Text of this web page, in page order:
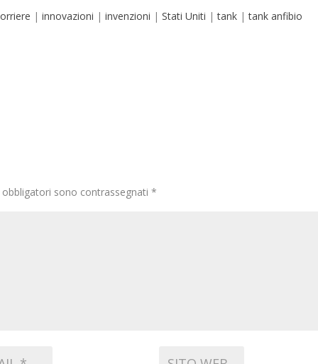
|innovazioni |invenzioni |Stati Uniti |tank |tank anfibio
sono contrassegnati *